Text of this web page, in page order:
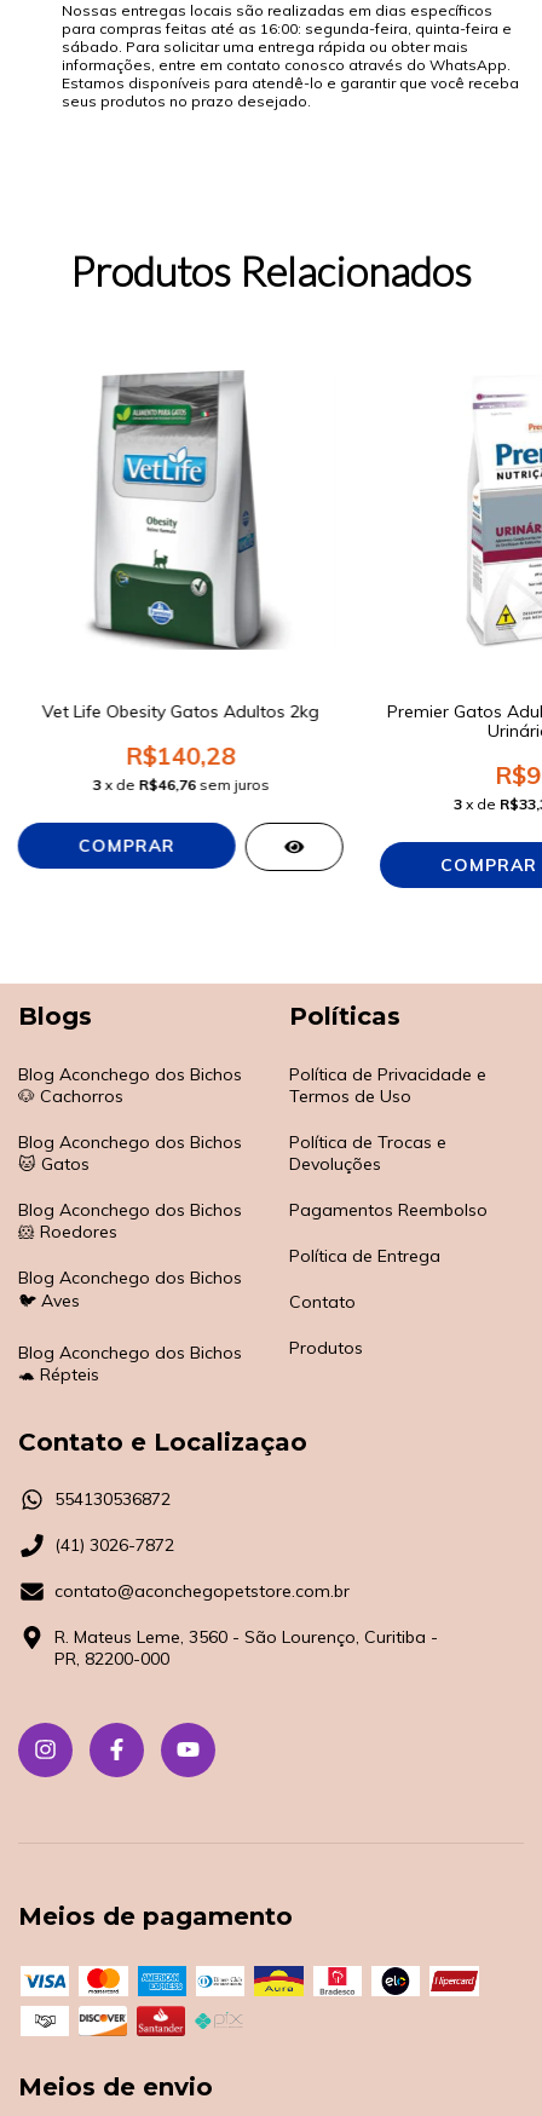
Nossas entregas locais são realizadas em dias específicos
para compras feitas até as 16:00: segunda-feira, quinta-feira e
sábado. Para solicitar uma entrega rápida ou obter mais
informações, entre em contato conosco através do WhatsApp.
Estamos disponíveis para atendê-lo e garantir que você receba
seus produtos no prazo desejado.
Produtos Relacionados
Vet Life Obesity Gatos Adultos 2kg
R$140,28
3 x de R$46,76 sem juros
Premier Gatos
3 x de
Blogs
Blog Aconchego dos Bichos
🐶 Cachorros
Blog Aconchego dos Bichos
🐱 Gatos
Blog Aconchego dos Bichos
🐹 Roedores
Blog Aconchego dos Bichos
🐦 Aves
Blog Aconchego dos Bichos
🐢 Répteis
Políticas
Política de Privacidade e
Termos de Uso
Política de Trocas e
Devoluções
Pagamentos Reembolso
Política de Entrega
Contato
Produtos
Contato e Localizaçao
554130536872
(41) 3026-7872
contato@aconchegopetstore.com.br
R. Mateus Leme, 3560 - São Lourenço, Curitiba -
PR, 82200-000
Meios de pagamento
Meios de envio